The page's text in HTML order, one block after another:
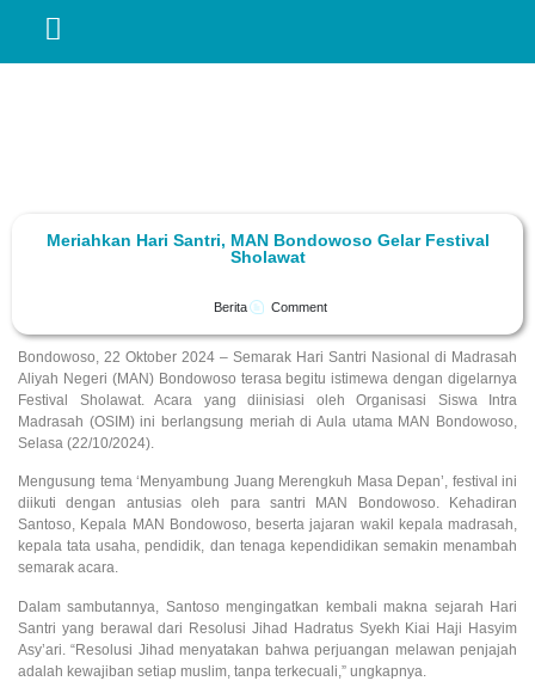
Meriahkan Hari Santri, MAN Bondowoso Gelar Festival
Sholawat
Berita Comment
Bondowoso, 22 Oktober 2024 – Semarak Hari Santri Nasional di Madrasah
Aliyah Negeri (MAN) Bondowoso terasa begitu istimewa dengan digelarnya
Festival Sholawat. Acara yang diinisiasi oleh Organisasi Siswa Intra
Madrasah (OSIM) ini berlangsung meriah di Aula utama MAN Bondowoso,
Selasa (22/10/2024).
Mengusung tema ‘Menyambung Juang Merengkuh Masa Depan’, festival ini
diikuti dengan antusias oleh para santri MAN Bondowoso. Kehadiran
Santoso, Kepala MAN Bondowoso, beserta jajaran wakil kepala madrasah,
kepala tata usaha, pendidik, dan tenaga kependidikan semakin menambah
semarak acara.
Dalam sambutannya, Santoso mengingatkan kembali makna sejarah Hari
Santri yang berawal dari Resolusi Jihad Hadratus Syekh Kiai Haji Hasyim
Asy’ari. “Resolusi Jihad menyatakan bahwa perjuangan melawan penjajah
adalah kewajiban setiap muslim, tanpa terkecuali,” ungkapnya.